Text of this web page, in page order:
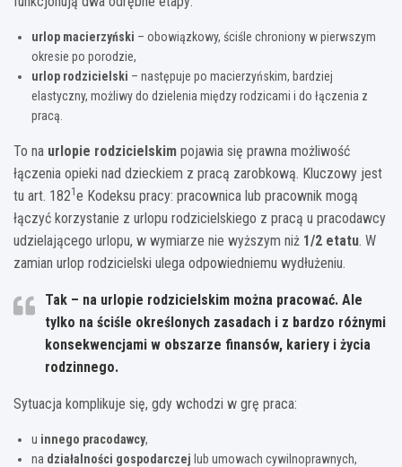
urlop macierzyński – obowiązkowy, ściśle chroniony w pierwszym
okresie po porodzie,
urlop rodzicielski – następuje po macierzyńskim, bardziej
elastyczny, możliwy do dzielenia między rodzicami i do łączenia z
pracą.
To na urlopie rodzicielskim pojawia się prawna możliwość
łączenia opieki nad dzieckiem z pracą zarobkową. Kluczowy jest
tu art. 1821e Kodeksu pracy: pracownica lub pracownik mogą
łączyć korzystanie z urlopu rodzicielskiego z pracą u pracodawcy
udzielającego urlopu, w wymiarze nie wyższym niż 1/2 etatu. W
zamian urlop rodzicielski ulega odpowiedniemu wydłużeniu.
Tak – na urlopie rodzicielskim można pracować. Ale
tylko na ściśle określonych zasadach i z bardzo różnymi
konsekwencjami w obszarze finansów, kariery i życia
rodzinnego.
Sytuacja komplikuje się, gdy wchodzi w grę praca:
u innego pracodawcy,
na działalności gospodarczej lub umowach cywilnoprawnych,